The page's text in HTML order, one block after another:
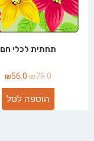
תחתית לכלי חם
₪79.0
₪56.0
הוספה לסל